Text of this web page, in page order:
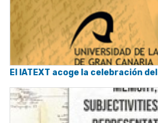
El IATEXT acoge la celebración